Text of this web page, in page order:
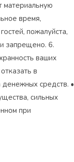
материальную
время,
пожалуйста,
запрещено. 6.
ваших
в
денежных средств. •
сильных
при